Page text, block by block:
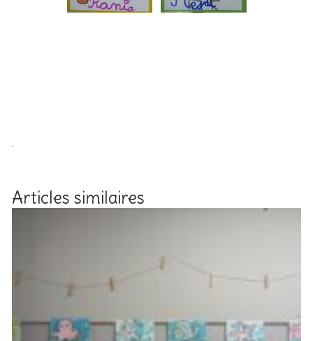
.
Articles similaires